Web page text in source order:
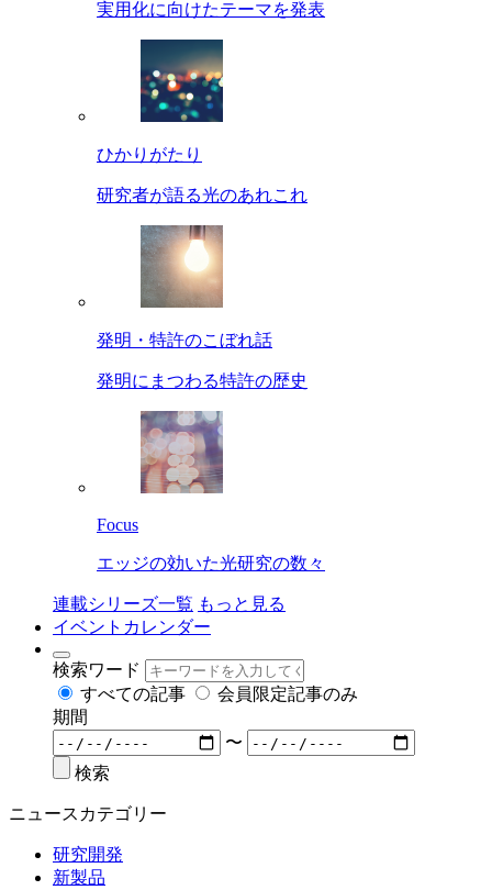
実用化に向けたテーマを発表
ひかりがたり
研究者が語る光のあれこれ
発明・特許のこぼれ話
発明にまつわる特許の歴史
Focus
エッジの効いた光研究の数々
連載シリーズ一覧 もっと見る
イベントカレンダー
検索ワード
すべての記事
会員限定記事のみ
期間
〜
検索
ニュースカテゴリー
研究開発
新製品